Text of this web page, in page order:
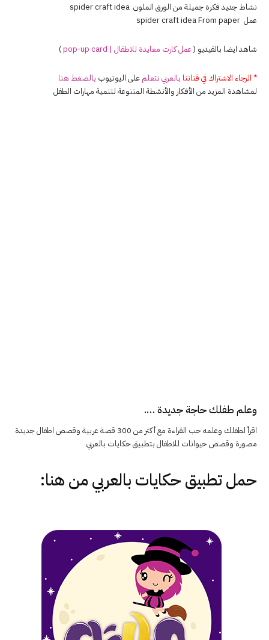
نشاط جديد فكرة جميلة من الورق الملون spider craft idea
عمل spider craft idea From paper
شاهد ايضا بالفيديو (عمل كارت معايدة للاطفال | pop-up card )
* الرجاء الاشتراك في قناتنا بالعربي نتعلم على اليوتيوب بالضغط هنا
لمشاهدة المزيد من الأفكار والأنشطة المتنوعة لتنمية مهارات الطفل
وعلم طفلك حاجة جديدة ….
اقرأ لطفلك وعلمه حب القراءة مع أكثر من 300 قصة عربية وقصص اطفال جديدة
مصورة وقصص حيوانات للاطفال بتطبيق حكايات بالعربي
حمل تطبيق حكايات بالعربيمن هنا: